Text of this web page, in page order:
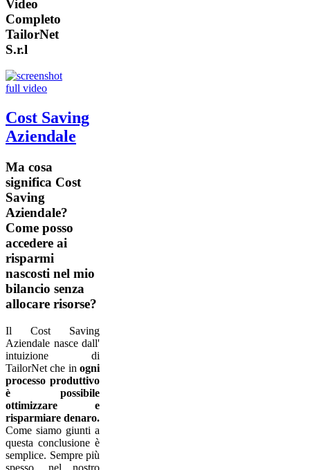
Video
Completo
TailorNet
S.r.l
Cost Saving
Aziendale
Ma cosa
significa Cost
Saving
Aziendale?
Come posso
accedere ai
risparmi
nascosti nel mio
bilancio senza
allocare risorse?
Il Cost Saving
Aziendale nasce dall'
intuizione di
TailorNet che inogni
processo produttivo
è possibile
ottimizzare e
risparmiare denaro.
Come siamo giunti a
questa conclusione è
semplice. Sempre più
spesso, nel nostro